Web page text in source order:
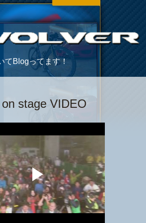
てBlogってます！
stage VIDEO